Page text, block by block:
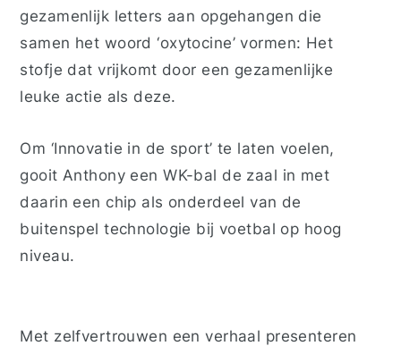
gezamenlijk letters aan opgehangen die
samen het woord ‘oxytocine’ vormen: Het
stofje dat vrijkomt door een gezamenlijke
leuke actie als deze.
Om ‘Innovatie in de sport’ te laten voelen,
gooit Anthony een WK-bal de zaal in met
daarin een chip als onderdeel van de
buitenspel technologie bij voetbal op hoog
niveau.
Met zelfvertrouwen een verhaal presenteren